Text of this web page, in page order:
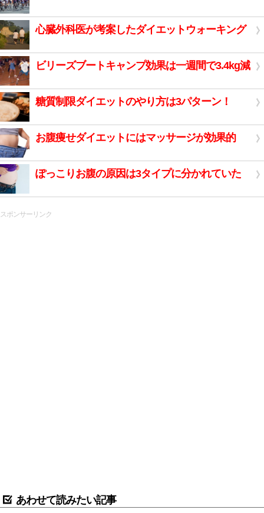
心臓外科医が考案したダイエットウォーキング
ビリーズブートキャンプ効果は一週間で3.4kg減
糖質制限ダイエットのやり方は3パターン！
お腹痩せダイエットにはマッサージが効果的
ぽっこりお腹の原因は3タイプに分かれていた
スポンサーリンク
あわせて読みたい記事